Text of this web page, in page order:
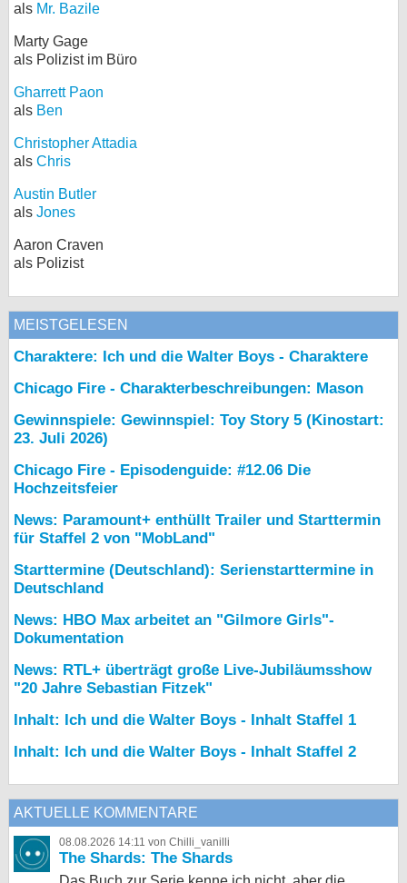
als Mr. Bazile
Marty Gage
als Polizist im Büro
Gharrett Paon
als Ben
Christopher Attadia
als Chris
Austin Butler
als Jones
Aaron Craven
als Polizist
MEISTGELESEN
Charaktere: Ich und die Walter Boys - Charaktere
Chicago Fire - Charakterbeschreibungen: Mason
Gewinnspiele: Gewinnspiel: Toy Story 5 (Kinostart:
23. Juli 2026)
Chicago Fire - Episodenguide: #12.06 Die
Hochzeitsfeier
News: Paramount+ enthüllt Trailer und Starttermin
für Staffel 2 von "MobLand"
Starttermine (Deutschland): Serienstarttermine in
Deutschland
News: HBO Max arbeitet an "Gilmore Girls"-
Dokumentation
News: RTL+ überträgt große Live-Jubiläumsshow
"20 Jahre Sebastian Fitzek"
Inhalt: Ich und die Walter Boys - Inhalt Staffel 1
Inhalt: Ich und die Walter Boys - Inhalt Staffel 2
AKTUELLE KOMMENTARE
08.08.2026 14:11 von Chilli_vanilli
The Shards: The Shards